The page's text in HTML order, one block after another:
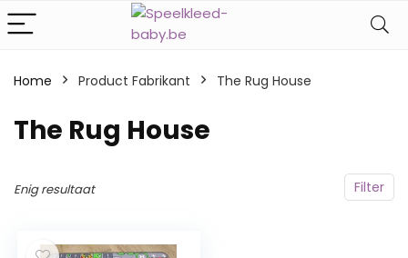
Home Product Fabrikant ‎The Rug House
‎The Rug House
Filter
Enig resultaat